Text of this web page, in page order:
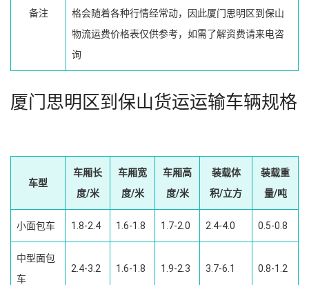
备注
格会随着各种行情经常动，因此厦门思明区到保山
物流运费价格表仅供参考，如需了解资费请来电咨
询
厦门思明区到保山货运运输车辆规格
车型
车厢长
度/米
车厢宽
度/米
车厢高
度/米
装载体
积/立方
装载重
量/吨
小面包车 1.8-2.4 1.6-1.8 1.7-2.0 2.4-4.0 0.5-0.8
中型面包
车
2.4-3.2 1.6-1.8 1.9-2.3 3.7-6.1 0.8-1.2